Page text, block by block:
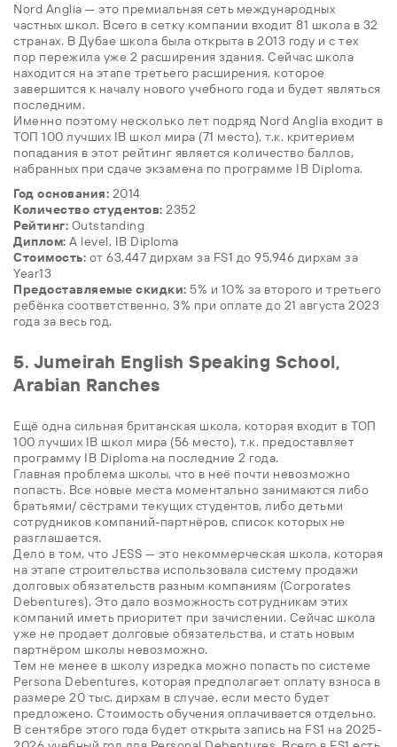
Nord Anglia — это премиальная сеть международных
частных школ. Всего в сетку компании входит 81 школа в 32
странах. В Дубае школа была открыта в 2013 году и с тех
пор пережила уже 2 расширения здания. Сейчас школа
находится на этапе третьего расширения, которое
завершится к началу нового учебного года и будет являться
последним.
Именно поэтому несколько лет подряд Nord Anglia входит в
ТОП 100 лучших IB школ мира (71 место), т.к. критерием
попадания в этот рейтинг является количество баллов,
набранных при сдаче экзамена по программе IB Diploma.
Год основания: 2014
Количество студентов: 2352
Рейтинг: Outstanding
Диплом: A level, IB Diploma
Стоимость: от 63,447 дирхам за FS1 до 95,946 дирхам за
Year13
Предоставляемые скидки: 5% и 10% за второго и третьего
ребёнка соответственно, 3% при оплате до 21 августа 2023
года за весь год.
5. Jumeirah English Speaking School,
Arabian Ranches
Ещё одна сильная британская школа, которая входит в ТОП
100 лучших IB школ мира (56 место), т.к. предоставляет
программу IB Diploma на последние 2 года.
Главная проблема школы, что в неё почти невозможно
попасть. Все новые места моментально занимаются либо
братьями/ сёстрами текущих студентов, либо детьми
сотрудников компаний-партнёров, список которых не
разглашается.
Дело в том, что JESS — это некоммерческая школа, которая
на этапе строительства использовала систему продажи
долговых обязательств разным компаниям (Corporates
Debentures). Это дало возможность сотрудникам этих
компаний иметь приоритет при зачислении. Сейчас школа
уже не продает долговые обязательства, и стать новым
партнёром школы невозможно.
Тем не менее в школу изредка можно попасть по системе
Persona Debentures, которая предполагает оплату взноса в
размере 20 тыс. дирхам в случае, если место будет
предложено. Стоимость обучения оплачивается отдельно.
В сентябре этого года будет открыта запись на FS1 на 2025-